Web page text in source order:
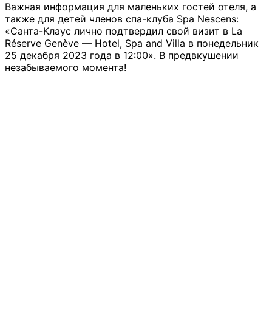
Важная информация для маленьких гостей отеля, а
также для детей членов спа-клуба Spa Nescens:
«Санта-Клаус лично подтвердил свой визит в La
Réserve Genève — Hotel, Spa and Villa в понедельник
25 декабря 2023 года в 12:00». В предвкушении
незабываемого момента!